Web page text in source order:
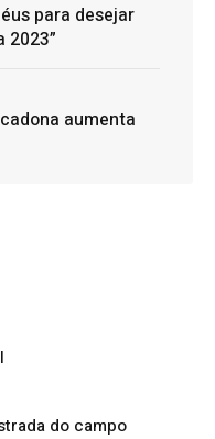
para desejar
2023”
aumenta
do campo